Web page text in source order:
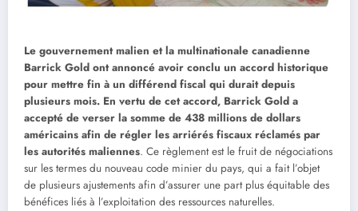
Le gouvernement malien et la multinationale canadienne
Barrick Gold ont annoncé avoir conclu un accord historique
pour mettre fin à un différend fiscal qui durait depuis
plusieurs mois. En vertu de cet accord, Barrick Gold a
accepté de verser la somme de 438 millions de dollars
américains afin de régler les arriérés fiscaux réclamés par
les autorités maliennes. Ce règlement est le fruit de négociations
sur les termes du nouveau code minier du pays, qui a fait l’objet
de plusieurs ajustements afin d’assurer une part plus équitable des
bénéfices liés à l’exploitation des ressources naturelles.